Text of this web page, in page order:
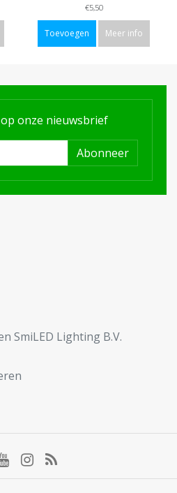
€5,50
Toevoegen Meer info
onze nieuwsbrief
Abonneer
SmiLED Lighting B.V.